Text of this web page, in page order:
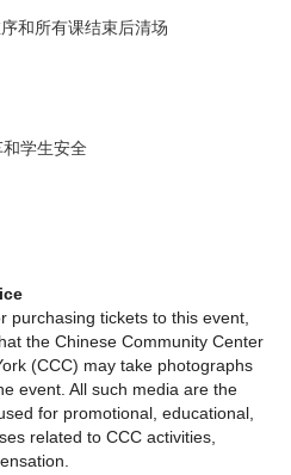
和所有课结束后清场
和学生安全
purchasing tickets to this event,
the Chinese Community Center
(CCC) may take photographs
event. All such media are the
for promotional, educational,
related to CCC activities,